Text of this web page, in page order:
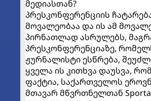
მედიასთან?
პრესკონფერენციის
მოვალეობაა და ის ამ
პირნათლად ასრულებს,
პრესკონფერენციაზე,
ჟურნალისტი ესწრება,
ყველა ის კითხვა დაუსვა,
ფაქტია, საქართველოს
მთავარ მწვრთნელთან